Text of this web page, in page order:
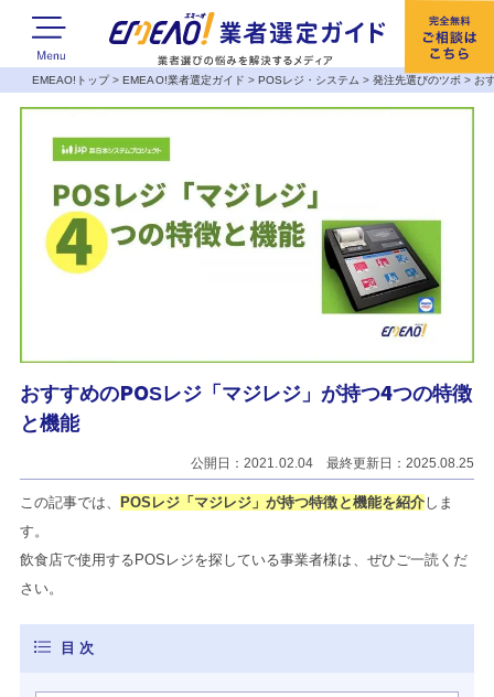
EMEAO!トップ>EMEAO!業者選定ガイド > POSレジ・システム >発注先選びのツボ > お
おすすめのPOSレジ「マジレジ」が持つ4つの特徴
と機能
公開日：2021.02.04 最終更新日：2025.08.25
この記事では、 POSレジ「マジレジ」が持つ特徴と機能を紹介しま
す。
飲食店で使用するPOSレジを探している事業者様は、ぜひご一読くだ
さい。